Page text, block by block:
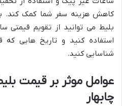
کاهش هزینه سفر شما کمک کند.
بلیط می توانید از تقویم قیمتی
استفاده کنید و تاریخ هایی
شناسایی کنید.
عوامل موثر بر قیمت
چابهار